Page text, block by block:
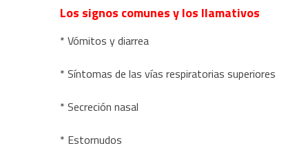
Los signos comunes y los llamativos
* Vómitos y diarrea
* Síntomas de las vías respiratorias superiores
* Secreción nasal
* Estornudos